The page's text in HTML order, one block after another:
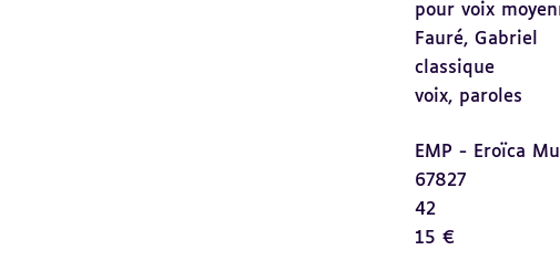
pour voix
Fauré, Gabriel
classique
voix, paroles
EMP - Eroïca
67827
42
15 €